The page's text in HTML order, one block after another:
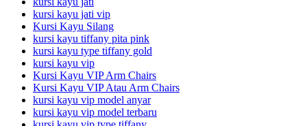
kursi kayu jati vip
Kursi Kayu Silang
kursi kayu tiffany pita pink
kursi kayu type tiffany gold
kursi kayu vip
Kursi Kayu VIP Arm Chairs
Kursi Kayu VIP Atau Arm Chairs
kursi kayu vip model anyar
kursi kayu vip model terbaru